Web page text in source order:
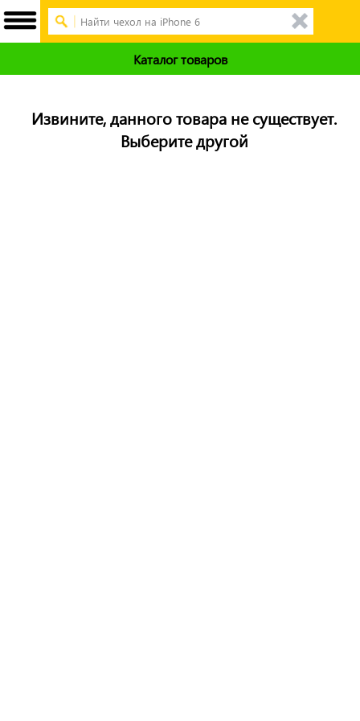
Каталог товаров
Извините, данного товара не существует.
Выберите другой